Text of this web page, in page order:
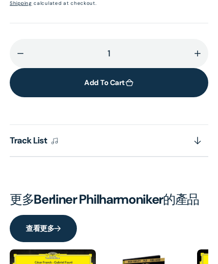
price
Shipping calculated at checkout.
quantity
Also
for
Also
Add To Cart
Track List
更多Berliner Philharmoniker的產品
查看更多